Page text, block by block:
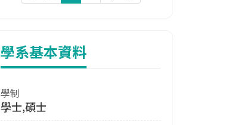
學系基本資料
學制
學士,碩士